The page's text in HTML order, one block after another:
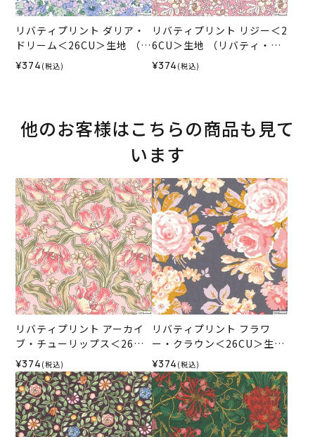
リバティプリント ダリア・
ドリーム＜26CU＞生地 （リ
バティ・ファブリックス）2
026SS
¥374 (税込)
リバティプリント リジー＜2
6CU＞生地 （リバティ・フ
ァブリックス）2026SS
¥374 (税込)
他のお客様はこちらの商品も見て
います
リバティプリント アーカイ
ブ・チューリップス＜26BU
＞生地 （リバティ・ファブ
リックス）2026SS
¥374 (税込)
リバティプリント フラワ
ー・クラウン＜26CU＞生地
（リバティ・ファブリック
ス）2026SS
¥374 (税込)